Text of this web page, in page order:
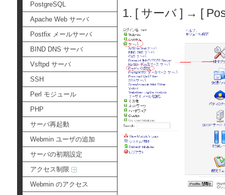
PostgreSQL
Apache Web サーバ
Postfix メールサーバ
BIND DNS サーバ
Vsftpd サーバ
SSH
Perl モジュール
PHP
サーバ再起動
Webmin ユーザの追加
サーバの初期設定
アクセス制限
Webmin のアクセス
1. [ サーバ ] → [